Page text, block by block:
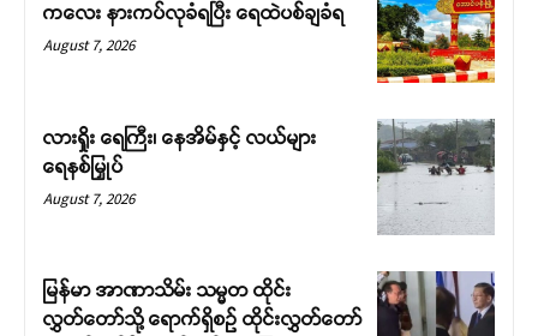
ကလေး နားကပ်လုခံရပြီး ရေထဲပစ်ချခံရ
August 7, 2026
လားရှိုး ရေကြီး၊ နေအိမ်နှင့် လယ်များ
ရေနစ်မြှုပ်
August 7, 2026
မြန်မာ အာဏာသိမ်း သမ္မတ ထိုင်း
လွှတ်တော်သို့ ရောက်ရှိစဉ် ထိုင်းလွှတ်တော်